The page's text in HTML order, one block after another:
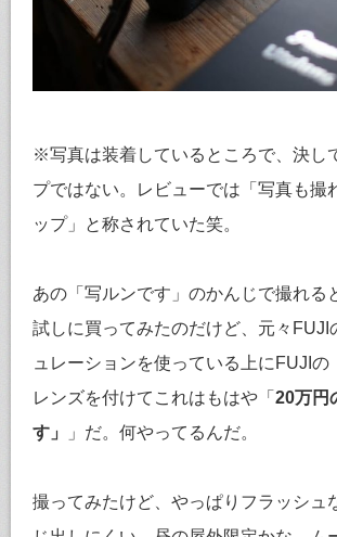
※写真は装着しているところで、決し
プではない。レビューでは「写真も撮
ップ」と称されていた笑。
あの「写ルンです」のかんじで撮れる
試しに買ってみたのだけど、元々FUJI
ュレーションを使っている上にFUJIの
レンズを付けてこれはもはや「 20万円
す」
」だ。何やってるんだ。
撮ってみたけど、やっぱりフラッシュ